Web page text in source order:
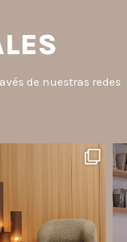
de nuestras redes
de cama, halls, paneles
Jul 6